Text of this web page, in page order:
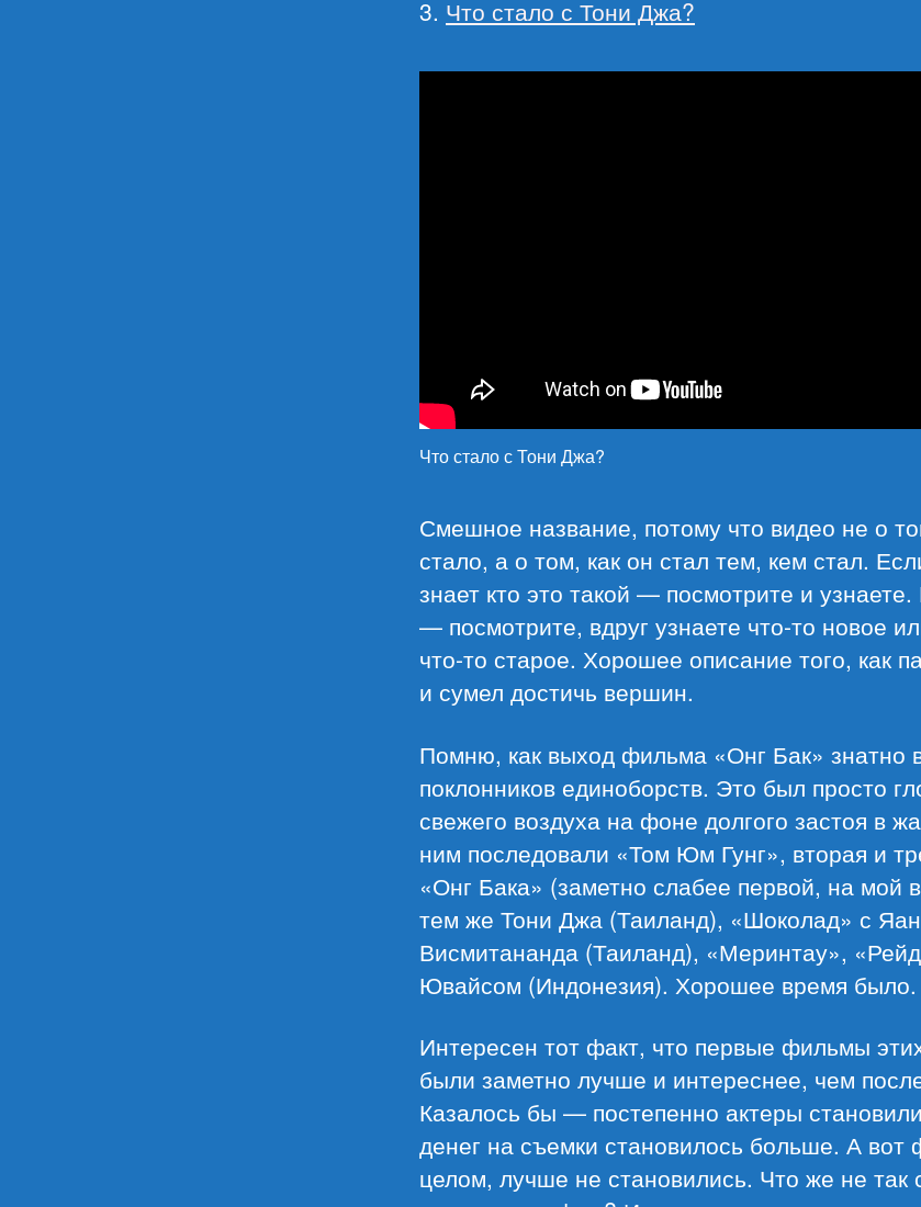
3. Что стало с Тони Джа?
Что стало с Тони Джа?
Смешное название, потому что видео не о
стало, а о том, как он стал тем, кем стал.
знает кто это такой — посмотрите и
— посмотрите, вдруг узнаете что-то новое
что-то старое. Хорошее описание того, как
и сумел достичь вершин.
Помню, как выход фильма «Онг Бак» знатно
поклонников единоборств. Это был просто
свежего воздуха на фоне долгого застоя в
ним последовали «Том Юм Гунг», вторая и
«Онг Бака» (заметно слабее первой, на мой
тем же Тони Джа (Таиланд), «Шоколад» с
Висмитананда (Таиланд), «Меринтау»,
Ювайсом (Индонезия). Хорошее время было.
Интересен тот факт, что первые фильмы
были заметно лучше и интереснее, чем
Казалось бы — постепенно актеры
денег на съемки становилось больше. А
целом, лучше не становились. Что же не так